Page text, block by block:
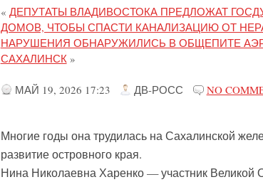
« ДЕПУТАТЫ ВЛАДИВОСТОКА ПРЕДЛОЖАТ
ДОМОВ, ЧТОБЫ СПАСТИ КАНАЛИЗАЦИЮ ОТ
НАРУШЕНИЯ ОБНАРУЖИЛИСЬ В ОБЩЕПИТЕ
САХАЛИНСК»
МАЙ 19, 2026 17:23 ДВ-РОСС NO
Многие годы она трудилась на Сахалинской
развитие островного края.
Нина Николаевна Харенко — участник Великой